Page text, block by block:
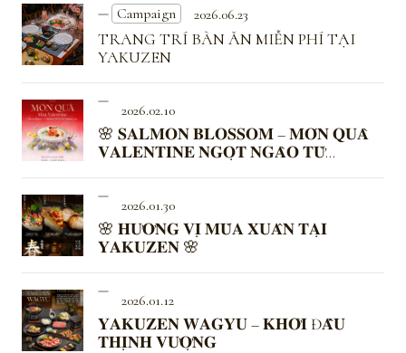
2026.06.23
Campaign
TRANG TRÍ BÀN ĂN MIỄN PHÍ TẠI
YAKUZEN
2026.02.10
🌸 𝐒𝐀𝐋𝐌𝐎𝐍 𝐁𝐋𝐎𝐒𝐒𝐎𝐌 – 𝐌𝐎́𝐍 𝐐𝐔𝐀̀
𝐕𝐀𝐋𝐄𝐍𝐓𝐈𝐍𝐄 𝐍𝐆𝐎̣𝐓 𝐍𝐆𝐀̀𝐎 𝐓𝐔̛̀
2026.01.30
🌸 𝐇𝐔̛𝐎̛𝐍𝐆 𝐕𝐈̣ 𝐌𝐔̀𝐀 𝐗𝐔𝐀̂𝐍 𝐓𝐀̣𝐈
𝐘𝐀𝐊𝐔𝐙𝐄𝐍 🌸
2026.01.12
𝐘𝐀𝐊𝐔𝐙𝐄𝐍 𝐖𝐀𝐆𝐘𝐔 – 𝐊𝐇𝐎̛̉𝐈 Đ𝐀̂̀𝐔
𝐓𝐇𝐈̣𝐍𝐇 𝐕𝐔̛𝐎̛̣𝐍𝐆